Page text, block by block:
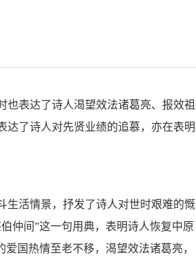
也表达了诗人渴望效法诸葛亮、报效祖
达了诗人对先贤业绩的追慕，亦在表明
生活情景，抒发了诗人对世时艰难的慨
仲间”这一句用典，表明诗人恢复中原
国热情至老不移，渴望效法诸葛亮，